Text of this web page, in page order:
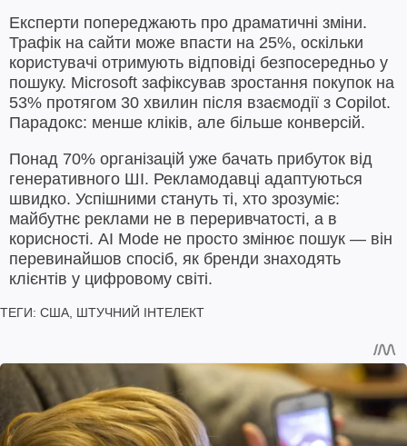
Експерти попереджають про драматичні зміни.
Трафік на сайти може впасти на 25%, оскільки
користувачі отримують відповіді безпосередньо у
пошуку. Microsoft зафіксував зростання покупок на
53% протягом 30 хвилин після взаємодії з Copilot.
Парадокс: менше кліків, але більше конверсій.
Понад 70% організацій уже бачать прибуток від
генеративного ШІ. Рекламодавці адаптуються
швидко. Успішними стануть ті, хто зрозуміє:
майбутнє реклами не в переривчатості, а в
корисності. AI Mode не просто змінює пошук — він
перевинайшов спосіб, як бренди знаходять
клієнтів у цифровому світі.
ТЕГИ: США ШТУЧНИЙ ІНТЕЛЕКТ